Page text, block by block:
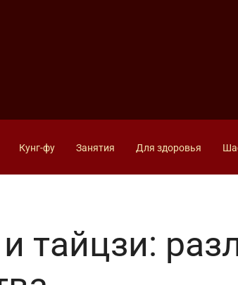
Кунг-фу Занятия Для здоровья
тайцзи: